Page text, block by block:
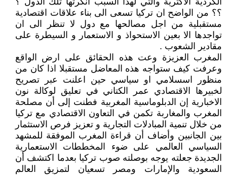
؟؟ من الواضح ان تركيا تسعى الى بناء علاقات اقتصادية
مستقبلية من اجل مصالحها مع دول لا تنظر الى ان
تواجدها الا بعين الاستحواذ و الاستعمار و السيطرة على
مقادير الشعوب .
المغرب العزيزة وعت هذه الحقائق على ارض الواقع
وعرفت كيف ستواجه هذه المعاضل مستقبلا اذا كان من
منظور اسسلامي او سياسي حين اعلنت عبر تصريح
لخبيرها الاقتصادي عمر الكتاني في تعليق لوكالة نون
الاخبارية إن الدبلوماسية المغربية فطنت إلى أن مصلحة
المغرب والمغاربة تكمن في التعاون الاقتصادي مع تركيا
من خلال تنمية المبادلات التجارية و تعزيز فرص الاستثمار
بين الجانبين وأضاف أن قراءة المغرب الموفقة للمشهد
السياسي العالمي على ضوء المخططات الاستعمارية
الجديدة جعلته يوجه بوصلته صوب تركيا بعدما اكتشف أن
السعودية والإمارات ومصر تسعيان لتمزيق العالم